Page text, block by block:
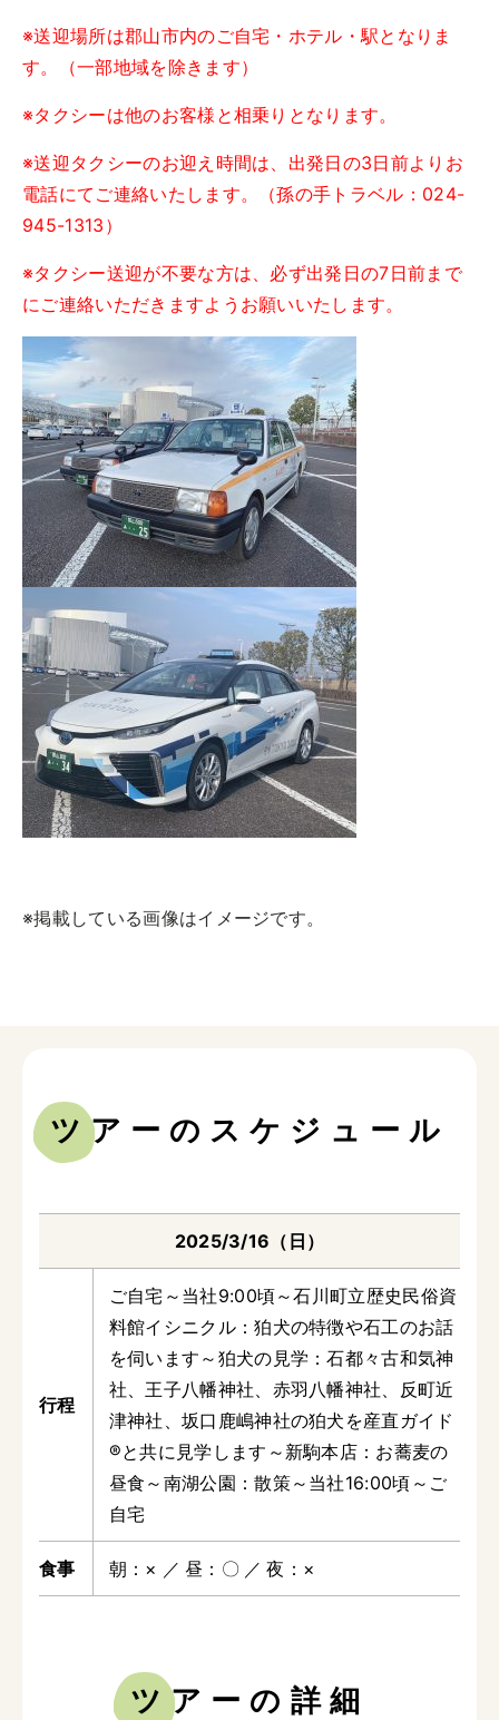
※送迎場所は郡山市内のご自宅・ホテル・駅となりま
す。（一部地域を除きます）
※タクシーは他のお客様と相乗りとなります。
※送迎タクシーのお迎え時間は、出発日の3日前よりお
電話にてご連絡いたします。（孫の手トラベル：024-
945-1313）
※タクシー送迎が不要な方は、必ず出発日の7日前まで
にご連絡いただきますようお願いいたします。
※掲載している画像はイメージです。
ツアーのスケジュール
2025/3/16（日）
ご自宅～当社9:00頃～石川町立歴史民俗資
料館イシニクル：狛犬の特徴や石工のお話
を伺います～狛犬の見学：石都々古和気神
社、王子八幡神社、赤羽八幡神社、反町近
津神社、坂口鹿嶋神社の狛犬を産直ガイド
®と共に見学します～新駒本店：お蕎麦の
昼食～南湖公園：散策～当社16:00頃～ご
自宅
朝 × 昼 〇 夜 ×
ツアーの詳細